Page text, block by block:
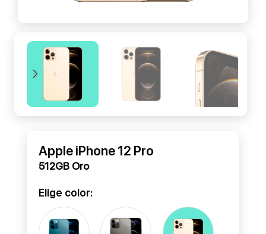
Apple iPhone 12 Pro
512GB Oro
Elige color: